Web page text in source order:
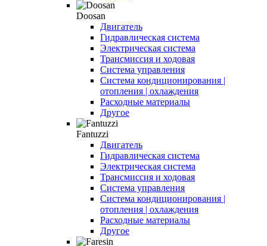
Doosan
Двигатель
Гидравлическая система
Электрическая система
Трансмиссия и ходовая
Система управления
Система кондиционирования |
отопления | охлаждения
Расходные материалы
Другое
Fantuzzi
Двигатель
Гидравлическая система
Электрическая система
Трансмиссия и ходовая
Система управления
Система кондиционирования |
отопления | охлаждения
Расходные материалы
Другое